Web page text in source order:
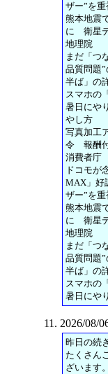
ザー”を重
熊本地震
に 衛星
地理院
まだ「つ
品質問題
半ば」の
スマホの
暑日にや
やし方
写真加工
令 報酬
消費者庁
ドコモが
MAX」好
ザー”を重
熊本地震
に 衛星
地理院
まだ「つ
品質問題
半ば」の
スマホの
暑日にや
2026/08/
昨日の続
たくさん
ざいます